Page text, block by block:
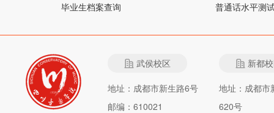
毕业生档案查询 普通话水平测
武侯校区
地址：成都市新生路6号
邮编：610021
新都
地址：成都市
620号